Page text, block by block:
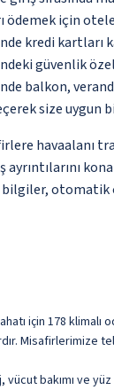
ödemek için
kredi
güvenlik
balkon,
size uygun
havaalanı
bilgiler,
için 178
Misafirlerimize
bakımı ve